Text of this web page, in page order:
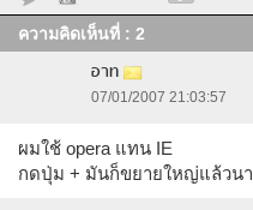
ความคิดเห็นที่ : 2
อาท
07/01/2007 21:03:57
ผมใช้ opera แทน IE
กดปุ่ม + มันก็ขยายใหญ่แล้วนา